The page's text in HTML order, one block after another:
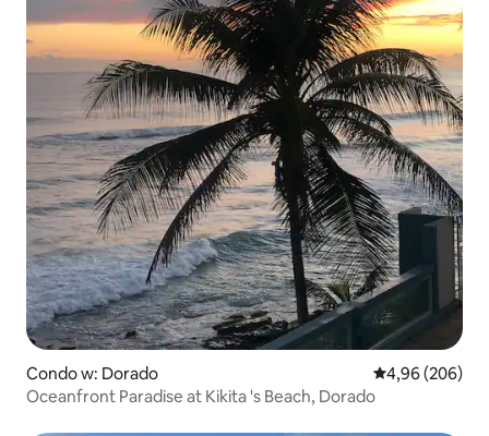
Condo w: Dorado Średnia
4,96 (206)
Oceanfront Paradise at Kikita 's Beach, Dorado